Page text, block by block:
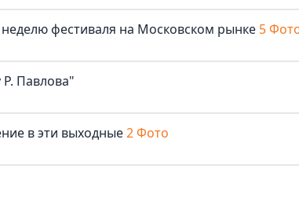
фестиваля на Московском рынке 5
Павлова"
в эти выходные2 Фото